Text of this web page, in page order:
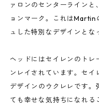
ァロンのセンターラインと
ョンマーク。これはMartin
ュした特別なデザインとな
ヘッドにはセイレンのトレ
ンレイされています。セイ
デザインのウクレレです。
ても幸せな気持ちになれる